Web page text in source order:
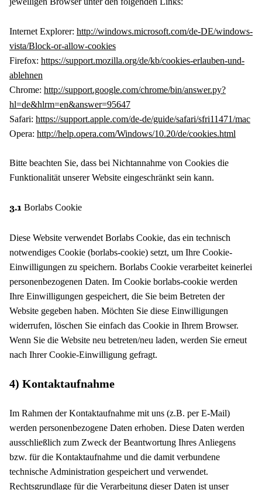
Internet Explorer: http://windows.microsoft.com/de-DE/windows-
vista/Block-or-allow-cookies
Firefox: https://support.mozilla.org/de/kb/cookies-erlauben-und-
ablehnen
Chrome: http://support.google.com/chrome/bin/answer.py?
hl=de&hlrm=en&answer=95647
Safari: https://support.apple.com/de-de/guide/safari/sfri11471/mac
Opera: http://help.opera.com/Windows/10.20/de/cookies.html
Bitte beachten Sie, dass bei Nichtannahme von Cookies die
Funktionalität unserer Website eingeschränkt sein kann.
3.1 Borlabs Cookie
Diese Website verwendet Borlabs Cookie, das ein technisch
notwendiges Cookie (borlabs-cookie) setzt, um Ihre Cookie-
Einwilligungen zu speichern. Borlabs Cookie verarbeitet keinerlei
personenbezogenen Daten. Im Cookie borlabs-cookie werden
Ihre Einwilligungen gespeichert, die Sie beim Betreten der
Website gegeben haben. Möchten Sie diese Einwilligungen
widerrufen, löschen Sie einfach das Cookie in Ihrem Browser.
Wenn Sie die Website neu betreten/neu laden, werden Sie erneut
nach Ihrer Cookie-Einwilligung gefragt.
4) Kontaktaufnahme
Im Rahmen der Kontaktaufnahme mit uns (z.B. per E-Mail)
werden personenbezogene Daten erhoben. Diese Daten werden
ausschließlich zum Zweck der Beantwortung Ihres Anliegens
bzw. für die Kontaktaufnahme und die damit verbundene
technische Administration gespeichert und verwendet.
Rechtsgrundlage für die Verarbeitung dieser Daten ist unser